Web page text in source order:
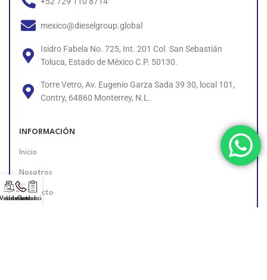
mexico@dieselgroup.global
Isidro Fabela No. 725, Int. 201 Col. San Sebastián
Toluca, Estado de México C.P. 50130.
Torre Vetro, Av. Eugenio Garza Sada 39 30, local 101,
Contry, 64860 Monterrey, N.L.
INFORMACIÓN
Inicio
Nosotros
Contacto
Llámanos!
Cotización